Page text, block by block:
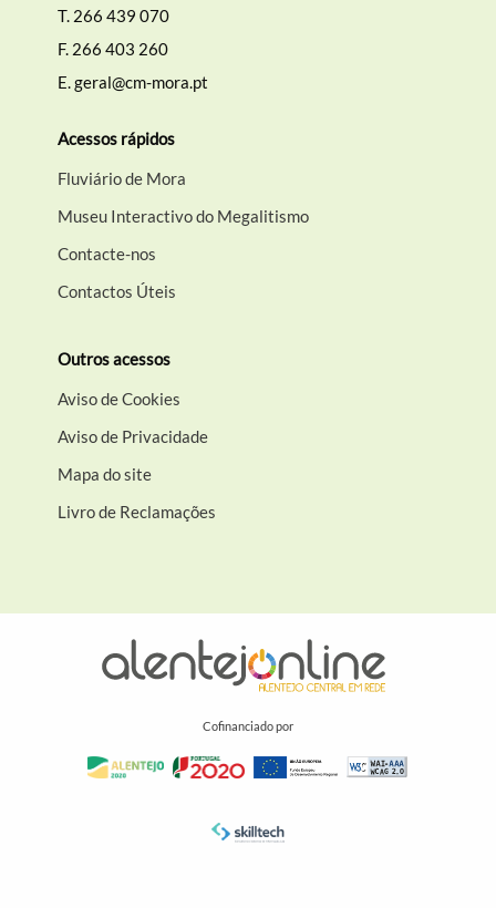
Filtros
T. 266 439 070
F. 266 403 260
E.geral@cm-mora.pt
Acessos rápidos
Fluviário de Mora
Museu Interactivo do Megalitismo
Contacte-nos
Contactos Úteis
Outros acessos
Aviso de Cookies
Aviso de Privacidade
Mapa do site
Livro de Reclamações
Cofinanciado por